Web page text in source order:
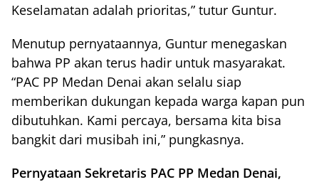
Keselamatan adalah prioritas,” tutur Guntur.
Menutup pernyataannya, Guntur menegaskan
bahwa PP akan terus hadir untuk masyarakat.
“PAC PP Medan Denai akan selalu siap
memberikan dukungan kepada warga kapan pun
dibutuhkan. Kami percaya, bersama kita bisa
bangkit dari musibah ini,” pungkasnya.
Pernyataan Sekretaris PAC PP Medan Denai,